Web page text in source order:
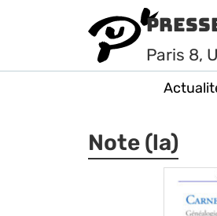
Paris 8,
Note (la)